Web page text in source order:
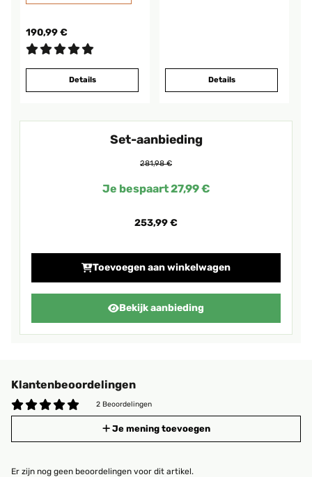
190,99 €
Details Details
Set-aanbieding
281,98 €
Je bespaart 27,99 €
253,99 €
Toevoegen aan winkelwagen
Bekijk aanbieding
Klantenbeoordelingen
2 Beoordelingen
Je mening toevoegen
Er zijn nog geen beoordelingen voor dit artikel.